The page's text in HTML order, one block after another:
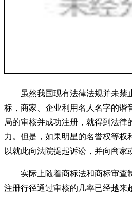
虽然我国现有法律法规并未禁
标，商家、企业利用名人名字的谐
局的审核并成功注册，就得到法律
力。但是，如果明星的名誉权等权
以就此向法院提起诉讼，并向商家
实际上随着商标法和商标审查
注册行径通过审核的几率已经越来